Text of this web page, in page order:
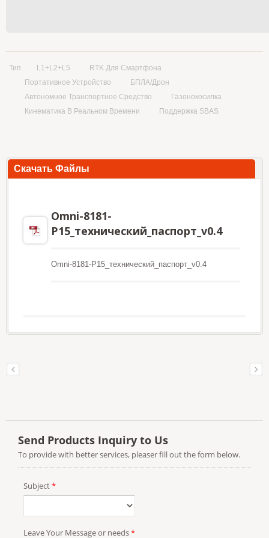
Тип L1+L2+L5
RTK Для Смартфона
Портативное Устройство
БПЛА/Дрон
Автономное Транспортное Средство
Газонокосилка
Кинематика В Реальном Времени
Поддержка SBAS
Скачать Файлы
Omni-8181-
P15_технический_паспорт_v0.4
Omni-8181-P15_технический_паспорт_v0.4